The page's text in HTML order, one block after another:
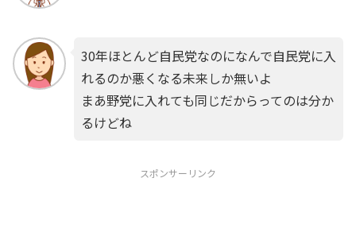
30年ほとんど自民党なのになんで自民党に入
れるのか悪くなる未来しか無いよ
まあ野党に入れても同じだからってのは分か
るけどね
スポンサーリンク